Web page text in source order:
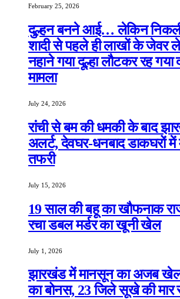
February 25, 2026
दुल्हन बनने आई… लेकिन
शादी से पहले ही लाखों के जेवर
नहाने गया दूल्हा लौटकर रह
मामला
July 24, 2026
रांची से बम की धमकी के बाद
अलर्ट, देवघर-धनबाद डाकघरों
तफरी
July 15, 2026
19 साल की बहू का खौफनाक
रचा डबल मर्डर का खूनी खेल
July 1, 2026
झारखंड में मानसून का अजब खेल:
का बोनस, 23 जिले सूखे की मार